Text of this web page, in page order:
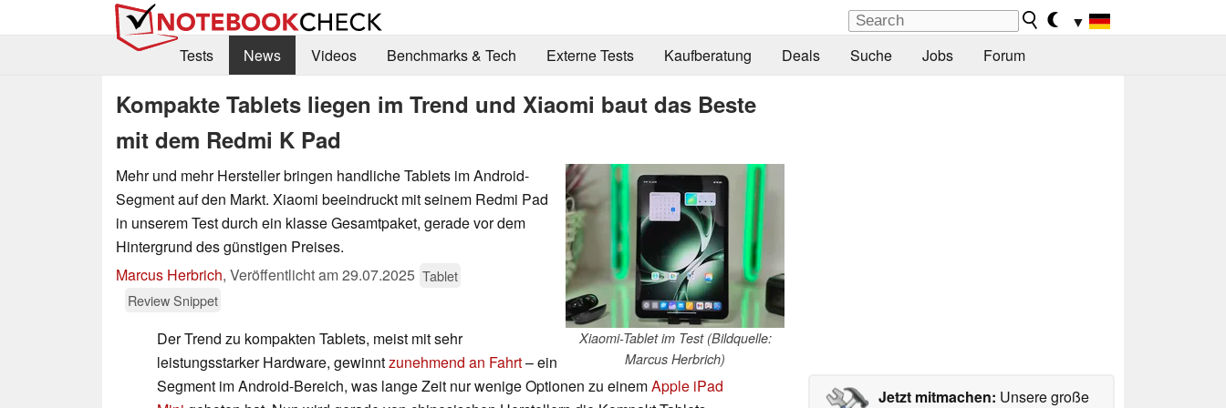
▼
Tests
News Videos Benchmarks & Tech Externe Tests Kaufberatung Deals Suche Jobs Forum
Kompakte Tablets liegen im Trend und Xiaomi baut das Beste
mit dem Redmi K Pad
Xiaomi-Tablet im Test (Bildquelle:
Marcus Herbrich)
Mehr und mehr Hersteller bringen handliche Tablets im Android-
Segment auf den Markt. Xiaomi beeindruckt mit seinem Redmi Pad
in unserem Test durch ein klasse Gesamtpaket, gerade vor dem
Hintergrund des günstigen Preises.
Marcus Herbrich, Veröffentlicht am29.07.2025 Tablet
Review Snippet
Jetzt mitmachen: Unsere große
Der Trend zu kompakten Tablets, meist mit sehr
leistungsstarker Hardware, gewinntzunehmend an Fahrt– ein
Segment im Android-Bereich, was lange Zeit nur wenige Optionen zu einemApple iPad